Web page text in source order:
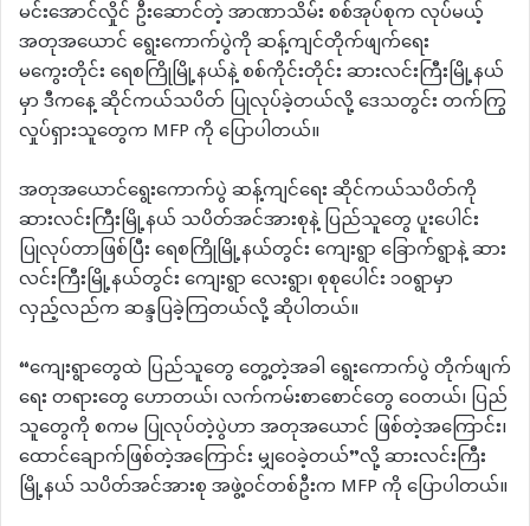
မင်းအောင်လှိုင် ဦးဆောင်တဲ့ အာဏာသိမ်း စစ်အုပ်စုက လုပ်မယ့်
အတုအယောင် ရွေးကောက်ပွဲကို ဆန့်ကျင်တိုက်ဖျက်ရေး
မကွေးတိုင်း ရေစကြိုမြို့နယ်နဲ့ စစ်ကိုင်းတိုင်း ဆားလင်းကြီးမြို့နယ်
မှာ ဒီကနေ့ ဆိုင်ကယ်သပိတ် ပြုလုပ်ခဲ့တယ်လို့ ဒေသတွင်း တက်ကြွ
လှုပ်ရှားသူတွေက MFP ကို ပြောပါတယ်။
အတုအယောင်ရွေးကောက်ပွဲ ဆန့်ကျင်ရေး ဆိုင်ကယ်သပိတ်ကို
ဆားလင်းကြီးမြို့နယ် သပိတ်အင်အားစုနဲ့ ပြည်သူတွေ ပူးပေါင်း
ပြုလုပ်တာဖြစ်ပြီး ရေစကြိုမြို့နယ်တွင်း ကျေးရွာ ခြောက်ရွာနဲ့ ဆား
လင်းကြီးမြို့နယ်တွင်း ကျေးရွာ လေးရွာ၊ စုစုပေါင်း ၁၀ရွာမှာ
လှည့်လည်က ဆန္ဒပြခဲ့ကြတယ်လို့ ဆိုပါတယ်။
“ကျေးရွာတွေထဲ ပြည်သူတွေ တွေ့တဲ့အခါ ရွေးကောက်ပွဲ တိုက်ဖျက်
ရေး တရားတွေ ဟောတယ်၊ လက်ကမ်းစာစောင်တွေ ဝေတယ်၊ ပြည်
သူတွေကို စကမ ပြုလုပ်တဲ့ပွဲဟာ အတုအယောင် ဖြစ်တဲ့အကြောင်း၊
ထောင်ချောက်ဖြစ်တဲ့အကြောင်း မျှဝေခဲ့တယ်”လို့ ဆားလင်းကြီး
မြို့နယ် သပိတ်အင်အားစု အဖွဲ့ဝင်တစ်ဦးက MFP ကို ပြောပါတယ်။